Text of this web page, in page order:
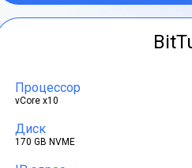
Процессор
vCore x10
Диск
170 GB NVME